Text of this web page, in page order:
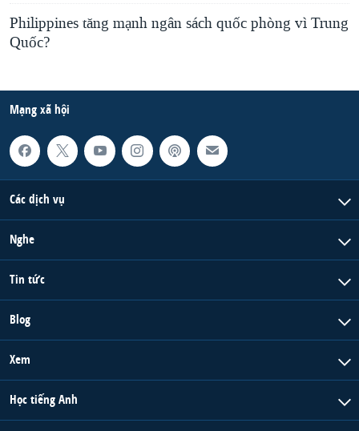
Philippines tăng mạnh ngân sách quốc phòng vì Trung
Quốc?
Mạng xã hội
Các dịch vụ
Nghe
Tin tức
Blog
Xem
Học tiếng Anh